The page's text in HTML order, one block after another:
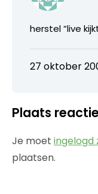
herstel “live
27 oktober
Plaats reactie
Je moet ingelogd
plaatsen.